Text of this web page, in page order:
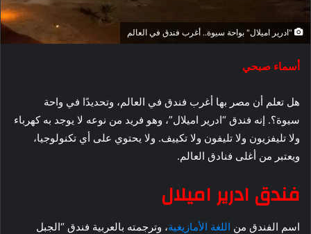
"ادرير اميلال" بواحة سيوة.. أغرب فندق في العالم
أسماء صبحي
هل تعلم أن مصر بها أغرب فندق في العالم، وتحديدًا في واحة
سيوة؟. إنه فندق “ادرير اميلال”، وهو فريد من نوعه لا يوجد به كهرباء
ولا تليفزيون ولا تليفون ولا تكييف. ولا يحتوي على أي تكنولوجيا،
ويعتبر من أغلى فنادق العالم.
فندق ادرير اميلال
اسم الفندق من اللغة الأمازيغية، وترجمته بالعربية فندق “الجبل